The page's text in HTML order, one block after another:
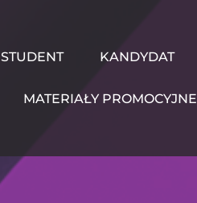
STUDENT KANDYDAT
MATERIAŁY PROMOCYJNE